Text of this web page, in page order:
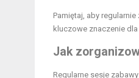
Pamiętaj, aby
kluczowe znaczenie
Jak
Regularne sesje